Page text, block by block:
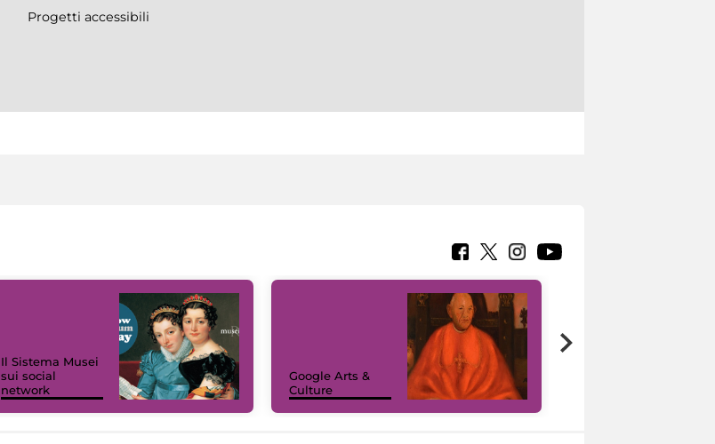
Progetti accessibili
Il Sistema Musei
sui social
network
Google Arts &
Culture